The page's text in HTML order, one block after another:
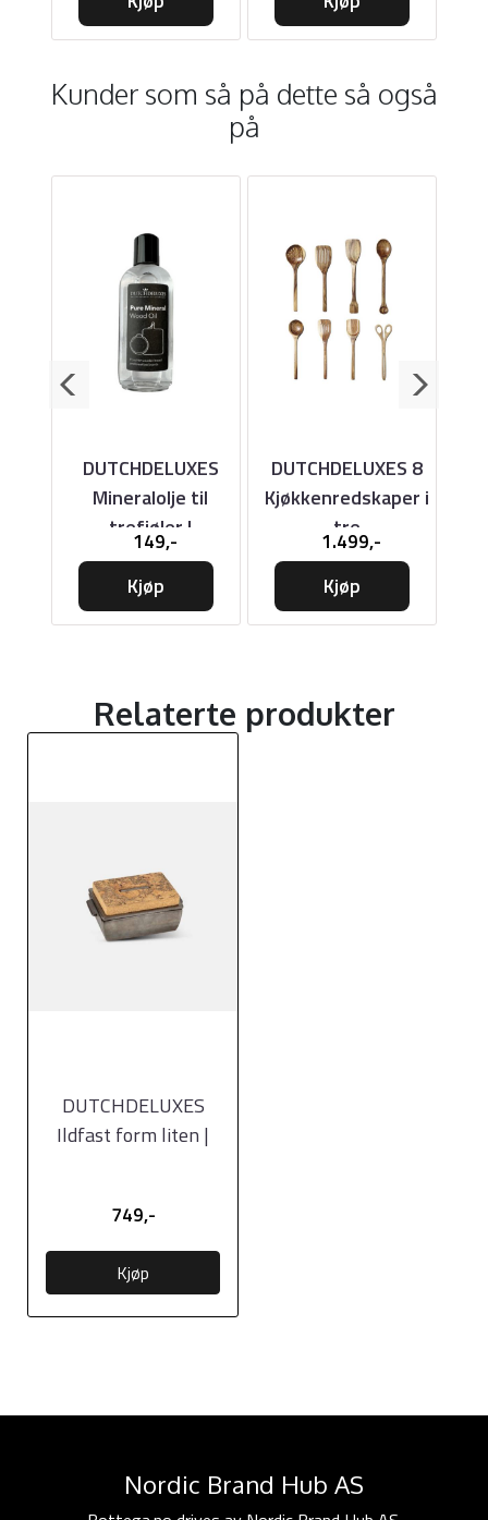
Kunder som så på dette så også
på
DUTCHDELUXES
Mineralolje til
trefjøler |
skjærebrett, 100ml
149,-
Kjøp
DUTCHDELUXES 8
Kjøkkenredskaper i
tre
1.499,-
Kjøp
Relaterte produkter
DUTCHDELUXES
Ildfast form liten |
749,-
Kjøp
Nordic Brand Hub AS